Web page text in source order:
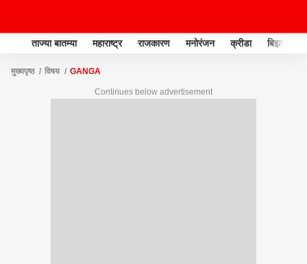
ताज्या बातम्या महाराष्ट्र राजकारण मनोरंजन क्रीडा बिझनेस
मुख्यपृष्ठ विषय GANGA
Continues below advertisement